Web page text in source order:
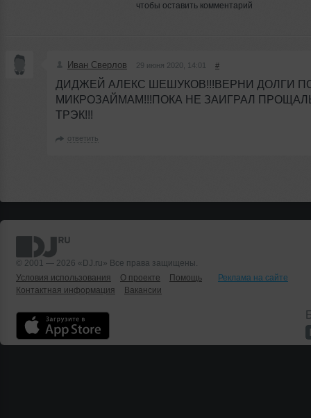
чтобы оставить комментарий
Иван Сверлов 29 июня 2020, 14:01 #
ДИДЖЕЙ АЛЕКС ШЕШУКОВ!!!ВЕРНИ ДОЛГИ
МИКРОЗАЙМАМ!!!ПОКА НЕ ЗАИГРАЛ
ТРЭК!!!
ответить
© 2001 — 2026 «DJ.ru» Все права защищены.
Условия использования
О проекте Помощь
Реклама на сайте
Контактная информация
Вакансии